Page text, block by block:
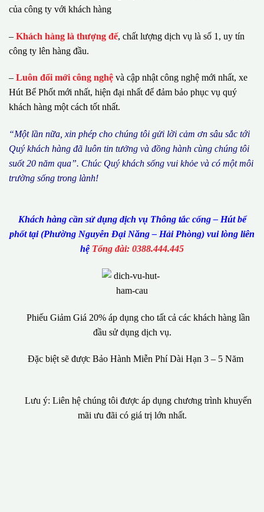
của công ty với khách hàng
– Khách hàng là thượng đế, chất lượng dịch vụ là số 1, uy tín
công ty lên hàng đầu.
– Luôn đổi mới công nghệ và cập nhật công nghệ mới nhất, xe
Hút Bể Phốt mới nhất, hiện đại nhất để đảm bảo phục vụ quý
khách hàng một cách tốt nhất.
“Một lần nữa, xin phép cho chúng tôi gửi lời cảm ơn sâu sắc tới
Quý khách hàng đã luôn tin tưởng và đồng hành cùng chúng tôi
suốt 20 năm qua”. Chúc Quý khách sống vui khỏe và có một môi
trường sống trong lành!
Khách hàng cần sử dụng dịch vụ Thông tắc cống – Hút bể
phốt tại (Phường Nguyễn Đại Năng – Hải Phòng) vui lòng liên
hệ Tổng đài: 0388.444.445
đầu sử dụng dịch vụ.